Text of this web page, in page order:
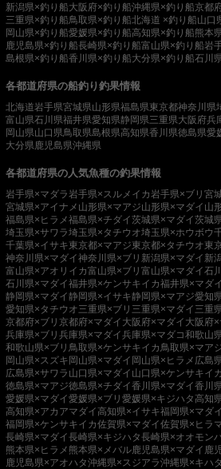
新潟県×釣り船大阪府×釣り船沖縄県×釣り船京都
三重県×釣り船鳥取県×釣り船北海道 ×釣り船山口
岡山県×釣り船愛媛県×釣り船高知県×釣り船熊本
鹿児島県×釣り船長崎県×釣り船富山県×釣り船岩
島根県×釣り船香川県×釣り船大分県×釣り船石川
各都道府県の船釣り釣果情報
北海道岩手県宮城県山形県福島県東京都神奈川県
富山県石川県福井県愛知県静岡県三重県大阪府兵
岡山県山口県鳥取県島根県高知県香川県徳島県愛
大分県 鹿児島県沖縄県
各都道府県の人気魚種の釣果情報
岩手県×マダラ 岩手県×スルメイカ 岩手県×ブリ 宮
宮城県×アイナメ 山形県×マアジ山形県×マダイ 山
福島県×ヒラメ福島県×チダイ茨城県×マダイ茨城
埼玉県×サワラ埼玉県×タチウオ埼玉県×ホウボウ
千葉県×イサキ東京都×マアジ東京都×タチウオ東
神奈川県×マダイ神奈川県×ブリ 新潟県×マダイ 新
富山県×アオリイカ富山県×ブリ 富山県×マダイ石
石川県×マダイ福井県×ケンサキイカ福井県×マダイ
静岡県×マダイ静岡県×イサキ静岡県×マアジ愛知
愛知県×タチウオ三重県×ブリ 三重県×マダイ 三重
京都府×ブリ 京都府×マダイ 大阪府×マダイ 大阪府×
兵庫県×ブリ 兵庫県×マダイ兵庫県×マダコ和歌山
和歌山県×ブリ 鳥取県×ケンサキイカ 鳥取県×マア
岡山県×スズキ岡山県×マダイ 岡山県×ヒラメ 広島
広島県×サワラ 山口県×マダイ 山口県×ケンサキイカ
徳島県×マアジ徳島県×チダイ香川県×マダイ香川
愛媛県×マダイ愛媛県×ブリ 愛媛県×キジハタ高知
高知県×アカアマダイ高知県×イサキ福岡県×マダイ
福岡県×ケンサキイカ佐賀県×マダイ佐賀県×ヒラ
長崎県×マダイ長崎県×キジハタ長崎県×オオモン
熊本県×ヒラメ 熊本県×メバル鹿児島県×マダイ 鹿
鹿児島県×アオハタ沖縄県×スジアラ沖縄県×キハ